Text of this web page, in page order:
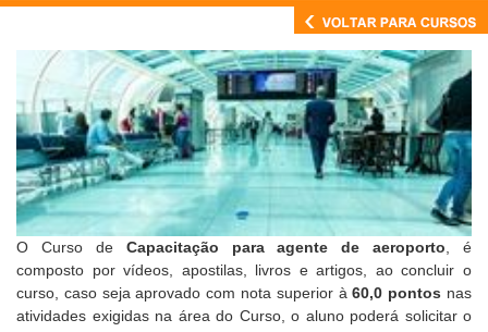
O Curso de Capacitação para agente de aeroporto , é
composto por vídeos, apostilas, livros e artigos, ao concluir o
curso, caso seja aprovado com nota superior à60,0 pontos nas
atividades exigidas na área do Curso, o aluno poderá solicitar o